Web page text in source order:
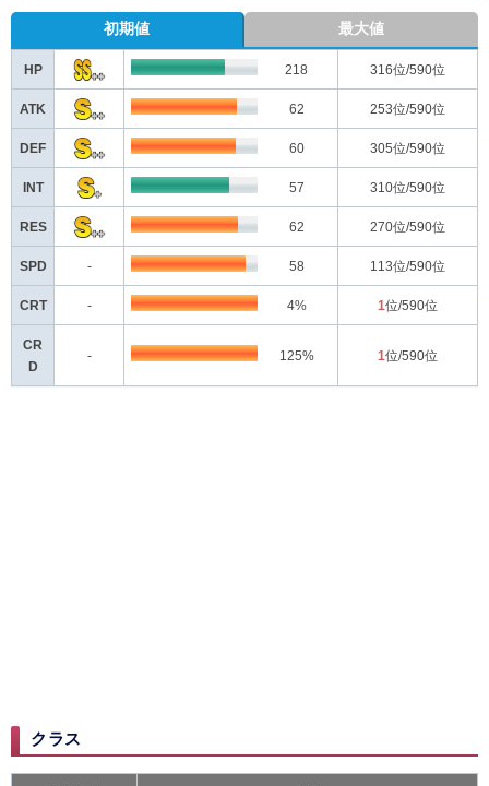
初期値 最大値
HP 218 316位/590位
ATK 62 253位/590位
DEF 60 305位/590位
INT 57 310位/590位
RES 62 270位/590位
SPD - 58 113位/590位
CRT - 4% 1位/590位
CR
D
- 125% 1位/590位
クラス